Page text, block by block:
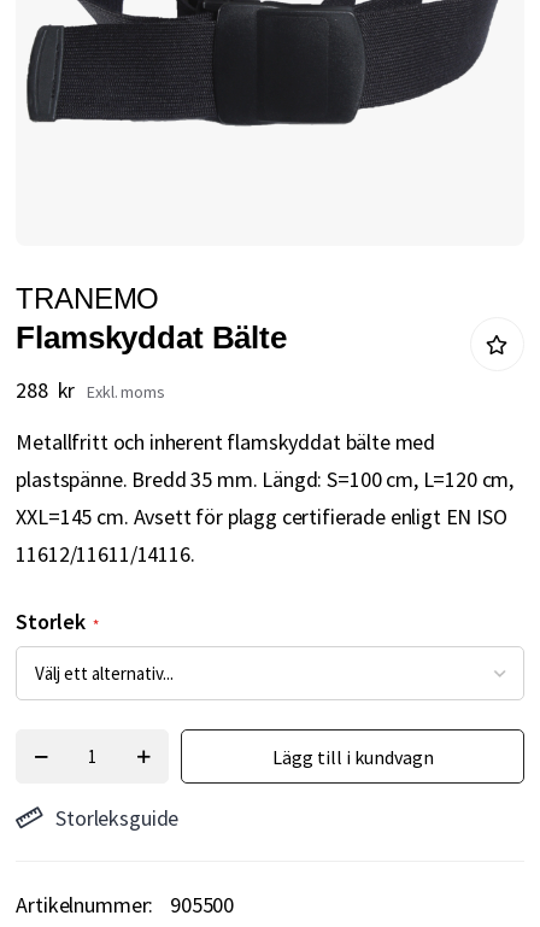
till
början
av
TRANEMO
Flamskyddat Bälte
288 kr
Metallfritt och inherent flamskyddat bälte med
plastspänne. Bredd 35 mm. Längd: S=100 cm, L=120 cm,
XXL=145 cm. Avsett för plagg certifierade enligt EN ISO
11612/11611/14116.
Storlek
Lägg till i kundvagn
Storleksguide
Artikelnummer
905500